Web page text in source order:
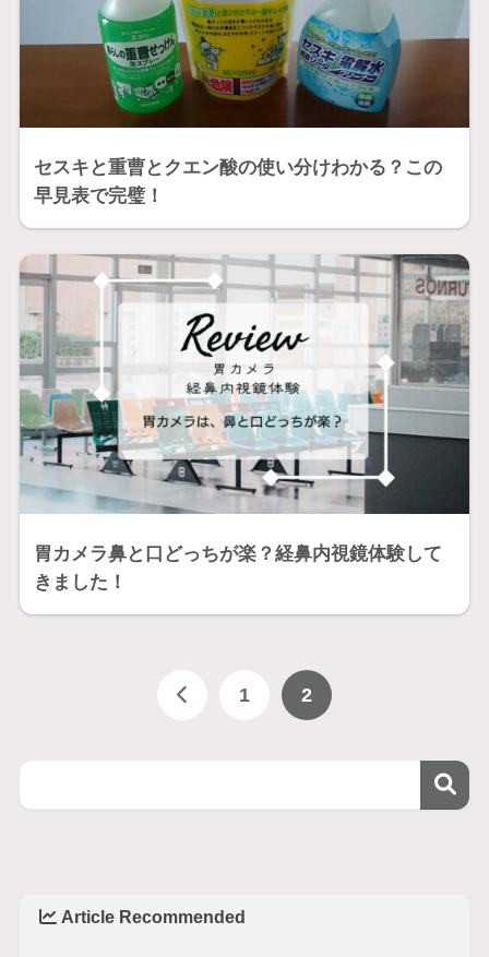
セスキと重曹とクエン酸の使い分けわかる？この
早見表で完璧！
胃カメラ鼻と口どっちが楽？経鼻内視鏡体験して
きました！
1 2
Article Recommended